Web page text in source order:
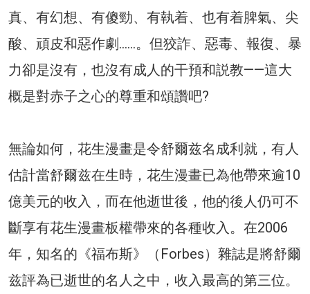
真、有幻想、有傻勁、有執着、也有着脾氣、尖
酸、頑皮和惡作劇……。但狡詐、惡毒、報復、暴
力卻是沒有，也沒有成人的干預和説教——這大
概是對赤子之心的尊重和頌讚吧?
無論如何，花生漫畫是令舒爾兹名成利就，有人
估計當舒爾兹在生時，花生漫畫已為他帶來逾10
億美元的收入，而在他逝世後，他的後人仍可不
斷享有花生漫畫板權帶來的各種收入。在2006
年，知名的《福布斯》（Forbes）雜誌是將舒爾
兹評為已逝世的名人之中，收入最高的第三位。